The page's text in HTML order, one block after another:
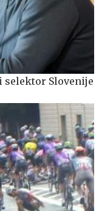
selektor Slovenije